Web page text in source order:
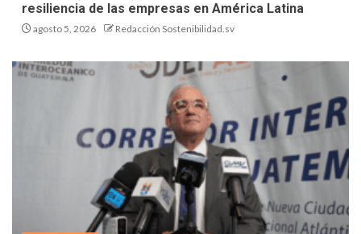
resiliencia de las empresas en América Latina
agosto 5, 2026 Redacción Sostenibilidad.sv